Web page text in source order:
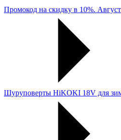
Промокод на скидку в 10%. Август
Шуруповерты HiKOKI 18V для